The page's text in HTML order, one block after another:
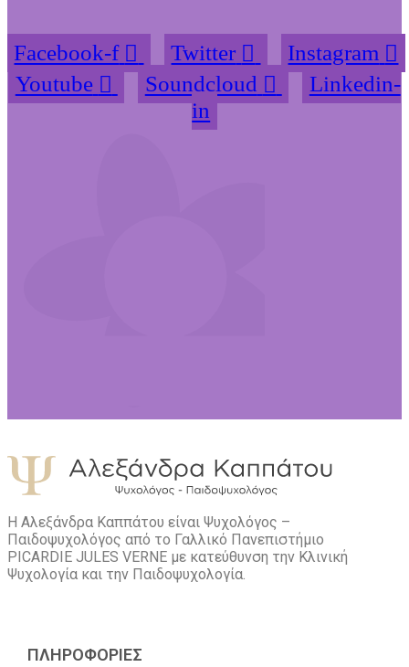
Facebook-f Twitter
Instagram
Youtube
Soundcloud
Linkedin-
in
Η Αλεξάνδρα Καππάτου είναι Ψυχολόγος –
Παιδοψυχολόγος από το Γαλλικό Πανεπιστήμιο
PICARDIE JULES VERNE με κατεύθυνση την Kλινική
Ψυχολογία και την Παιδοψυχολογία.
ΠΛΗΡΟΦΟΡΙΕΣ